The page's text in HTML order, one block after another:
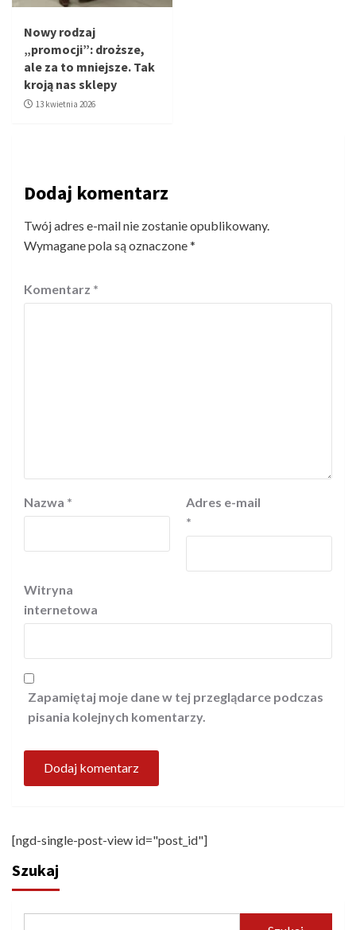
Nowy rodzaj
„promocji”: droższe,
ale za to mniejsze. Tak
kroją nas sklepy
13 kwietnia 2026
Dodaj komentarz
Twój adres e-mail nie zostanie opublikowany.
Wymagane pola są oznaczone*
Komentarz *
Nazwa *
Adres e-mail
*
Witryna
internetowa
Zapamiętaj moje dane w tej przeglądarce podczas
pisania kolejnych komentarzy.
[ngd-single-post-view id="post_id"]
Szukaj